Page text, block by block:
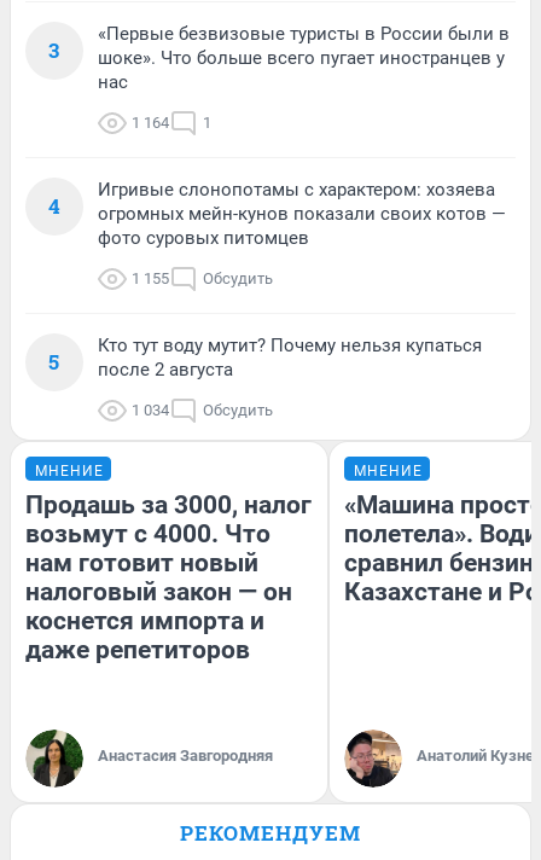
3
«Первые безвизовые туристы в России были в
шоке». Что больше всего пугает иностранцев у
нас
1 164 1
4
Игривые слонопотамы с характером: хозяева
огромных мейн-кунов показали своих котов —
фото суровых питомцев
1 155 Обсудить
5
Кто тут воду мутит? Почему нельзя купаться
после 2 августа
1 034 Обсудить
МНЕНИЕ
Продашь за 3000, налог
возьмут с 4000. Что
нам готовит новый
налоговый закон — он
коснется импорта и
даже репетиторов
Анастасия Завгородняя
МНЕНИЕ
«Машина
полетела».
сравнил бензин
Казахстане и
Анатолий
РЕКОМЕНДУЕМ